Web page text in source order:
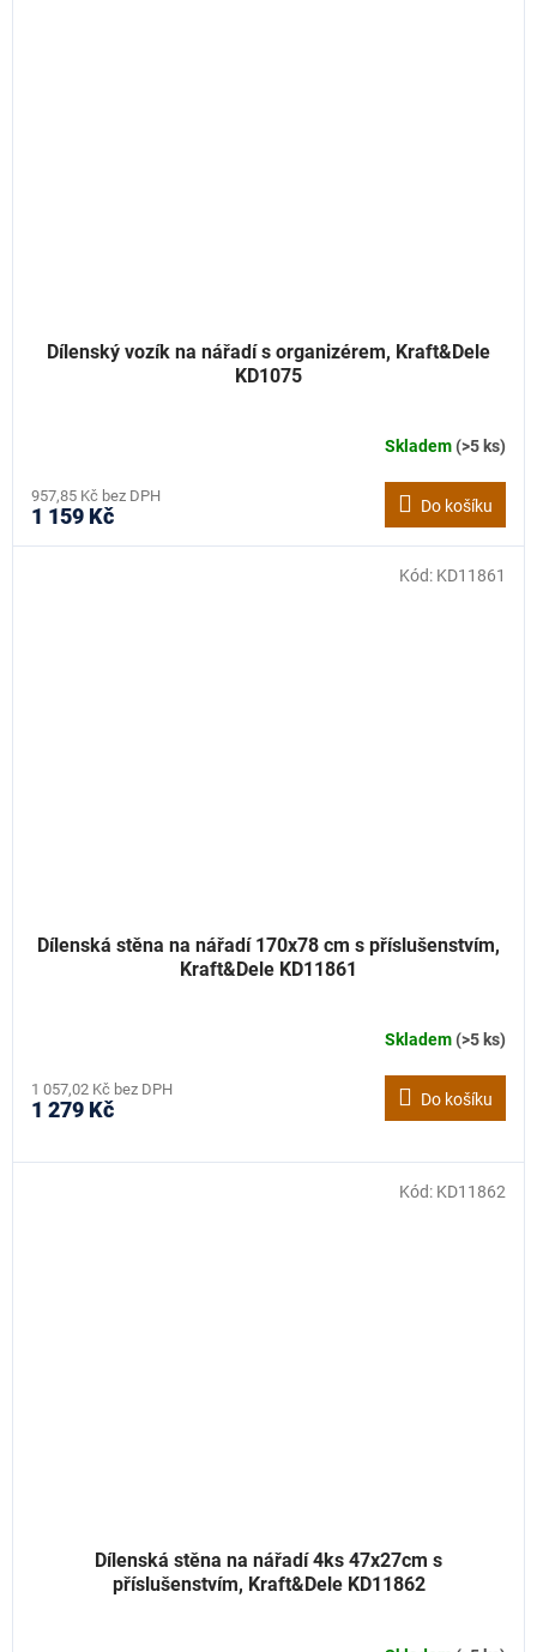
Dílenský vozík na nářadí s organizérem, Kraft&Dele
KD1075
Skladem(>5 ks)
957,85 Kč bez DPH
1 159 Kč Do košíku
Dílenská stěna na nářadí 170x78 cm s příslušenstvím,
Kraft&Dele KD11861
Skladem(>5 ks)
1 057,02 Kč bez DPH
1 279 Kč Do košíku
Kód: KD11861
Dílenská stěna na nářadí 4ks 47x27cm s
příslušenstvím, Kraft&Dele KD11862
Kód: KD11862